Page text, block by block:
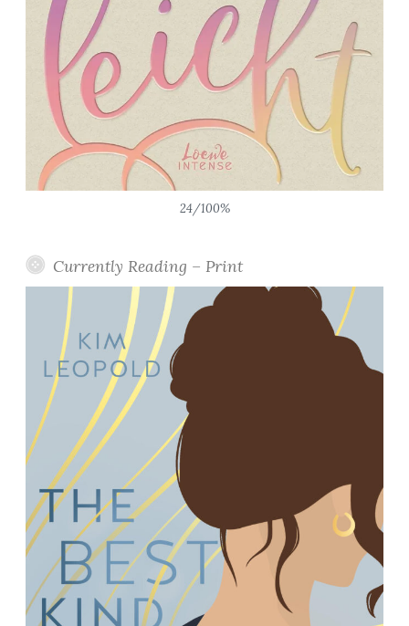
24/100%
Currently Reading – Print